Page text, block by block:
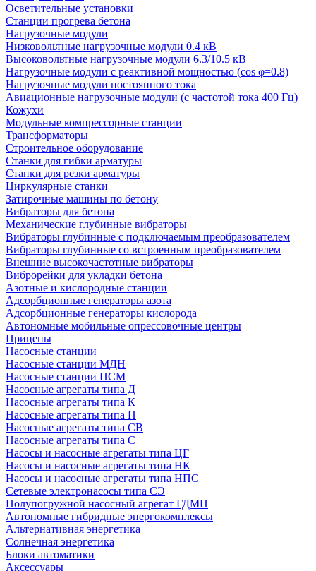
Осветительные установки
Станции прогрева бетона
Нагрузочные модули
Низковольтные нагрузочные модули 0.4 кВ
Высоковольтные нагрузочные модули 6.3/10.5 кВ
Нагрузочные модули с реактивной мощностью (cos φ=0.8)
Нагрузочные модули постоянного тока
Авиационные нагрузочные модули (с частотой тока 400 Гц)
Кожухи
Модульные компрессорные станции
Трансформаторы
Строительное оборудование
Станки для гибки арматуры
Станки для резки арматуры
Циркулярные станки
Затирочные машины по бетону
Вибраторы для бетона
Механические глубинные вибраторы
Вибраторы глубинные с подключаемым преобразователем
Вибраторы глубинные со встроенным преобразователем
Внешние высокочастотные вибраторы
Виброрейки для укладки бетона
Азотные и кислородные станции
Адсорбционные генераторы азота
Адсорбционные генераторы кислорода
Автономные мобильные опрессовочные центры
Прицепы
Насосные станции
Насосные станции МДН
Насосные станции ПСМ
Насосные агрегаты типа Д
Насосные агрегаты типа К
Насосные агрегаты типа П
Насосные агрегаты типа СВ
Насосные агрегаты типа С
Насосы и насосные агрегаты типа ЦГ
Насосы и насосные агрегаты типа НК
Насосы и насосные агрегаты типа НПС
Сетевые электронасосы типа СЭ
Полупогружной насосный агрегат ГДМП
Автономные гибридные энергокомплексы
Альтернативная энергетика
Солнечная энергетика
Блоки автоматики
Аксессуары